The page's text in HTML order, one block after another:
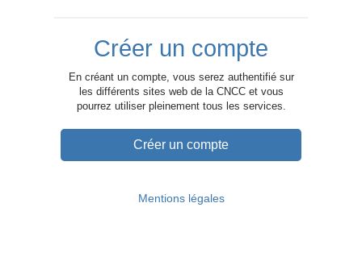
Créer un compte
En créant un compte, vous serez authentifié sur
les différents sites web de la CNCC et vous
pourrez utiliser pleinement tous les services.
Créer un compte
Mentions légales